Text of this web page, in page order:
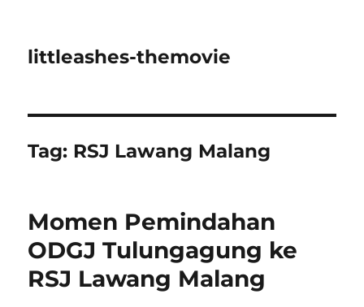
littleashes-themovie
Tag: RSJ Lawang Malang
Momen Pemindahan
ODGJ Tulungagung ke
RSJ Lawang Malang